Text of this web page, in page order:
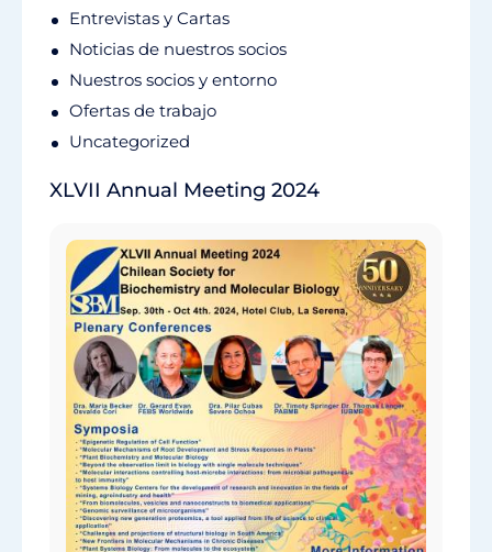
Entrevistas y Cartas
Noticias de nuestros socios
Nuestros socios y entorno
Ofertas de trabajo
Uncategorized
XLVII Annual Meeting 2024